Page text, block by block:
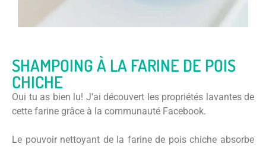
SHAMPOING À LA FARINE DE POIS
CHICHE
Oui tu as bien lu! J’ai découvert les propriétés lavantes de
cette farine grâce à la communauté Facebook.
Le pouvoir nettoyant de la farine de pois chiche absorbe